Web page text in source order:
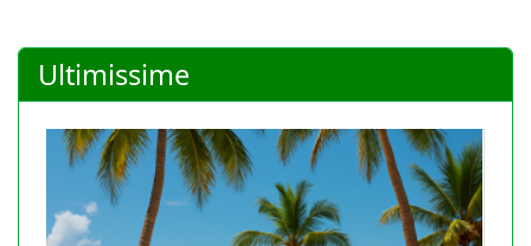
Ultimissime